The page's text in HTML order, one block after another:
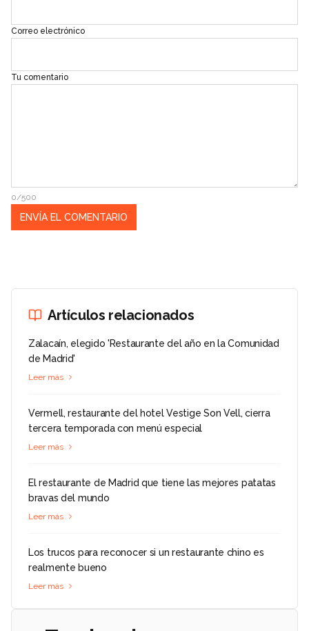
Correo electrónico
Tu comentario
0/500
Artículos relacionados
Zalacaín, elegido 'Restaurante del año en la Comunidad
de Madrid'
Leer más
Vermell, restaurante del hotel Vestige Son Vell, cierra
tercera temporada con menú especial
Leer más
El restaurante de Madrid que tiene las mejores patatas
bravas del mundo
Leer más
Los trucos para reconocer si un restaurante chino es
realmente bueno
Leer más